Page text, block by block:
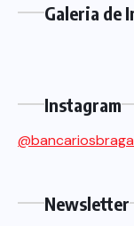
Galeria de
Instagram
Newsletter